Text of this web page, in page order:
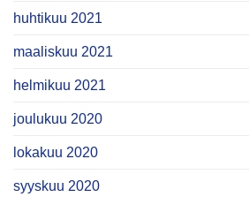
huhtikuu 2021
maaliskuu 2021
helmikuu 2021
joulukuu 2020
lokakuu 2020
syyskuu 2020